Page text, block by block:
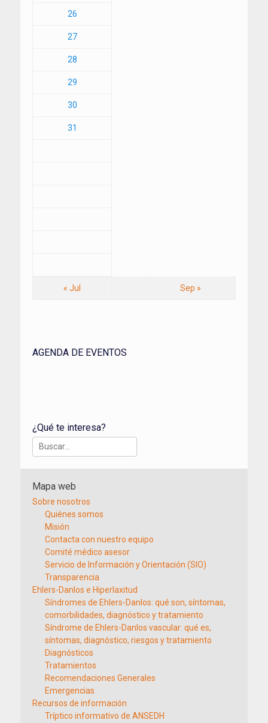
26
27
28
29
30
31
« Jul Sep »
AGENDA DE EVENTOS
¿Qué te interesa?
Buscar:
Mapa web
Sobre nosotros
Quiénes somos
Misión
Contacta con nuestro equipo
Comité médico asesor
Servicio de Información y Orientación (SIO)
Transparencia
Ehlers-Danlos e Hiperlaxitud
Síndromes de Ehlers-Danlos: qué son, síntomas,
comorbilidades, diagnóstico y tratamiento
Síndrome de Ehlers-Danlos vascular: qué es,
síntomas, diagnóstico, riesgos y tratamiento
Diagnósticos
Tratamientos
Recomendaciones Generales
Emergencias
Recursos de información
Tríptico informativo de ANSEDH